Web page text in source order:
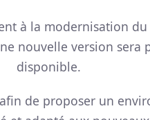
à la modernisation
nouvelle version sera
disponible.
de proposer un